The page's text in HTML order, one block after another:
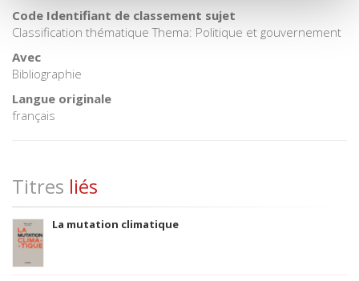
Code Identifiant de classement sujet
Classification thématique Thema: Politique et gouvernement
Avec
Bibliographie
Langue originale
français
Titres liés
La mutation climatique